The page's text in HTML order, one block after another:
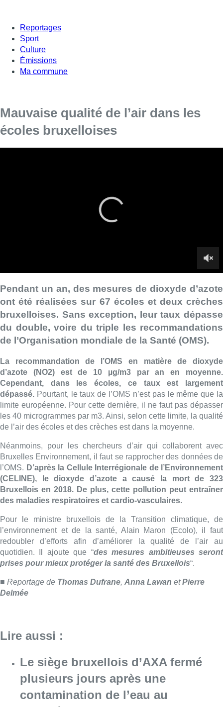
Reportages
Sport
Culture
Émissions
Ma commune
Mauvaise qualité de l’air dans les
écoles bruxelloises
de l’Organisation mondiale de la Santé (OMS).
Cependant, dans les écoles, ce taux est largement
Pourtant, le taux de l’OMS n’est pas le même que la
limite européenne. Pour cette dernière, il ne faut pas dépasser
de l’air des écoles et des crèches est dans la moyenne.
Néanmoins, pour les chercheurs d’air qui collaborent avec
Bruxelles Environnement, il faut se rapprocher des données de
D’après la Cellule Interrégionale de l’Environnement
(CELINE), le dioxyde d’azote a causé la mort de 323
Bruxellois en 2018. De plus, cette pollution peut entraîner
des maladies respiratoires et cardio-vasculaires.
Pour le ministre bruxellois de la Transition climatique, de
l’environnement et de la santé, Alain Maron (Ecolo), il faut
redoubler d’efforts afin d’améliorer la qualité de l’air au
quotidien. Il ajoute que “des mesures ambitieuses seront
prises pour mieux protéger la santé des Bruxellois“.
■ Reportage deThomas Dufrane, Anna LawanetPierre
Delmée
Lire aussi :
Le siège bruxellois d’AXA fermé
plusieurs jours après une
contamination de l’eau au
propylène glycol